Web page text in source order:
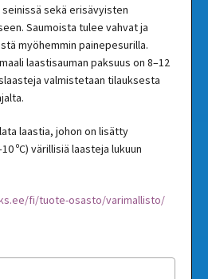
sekä erisävyisten
Saumoista tulee vahvat ja
myöhemmin painepesurilla.
laastisauman paksuus on 8–12
valmistetaan tilauksesta
laastia, johon on lisätty
ºC) värillisiä laasteja lukuun
fi/tuote-osasto/varimallisto/